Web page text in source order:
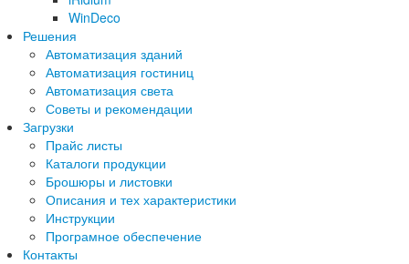
WinDeco
Решения
Автоматизация зданий
Автоматизация гостиниц
Автоматизация света
Советы и рекомендации
Загрузки
Прайс листы
Каталоги продукции
Брошюры и листовки
Описания и тех характеристики
Инструкции
Програмное обеспечение
Контакты